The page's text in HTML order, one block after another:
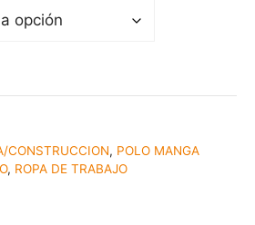
CONSTRUCCION, POLO MANGA
, ROPA DE TRABAJO